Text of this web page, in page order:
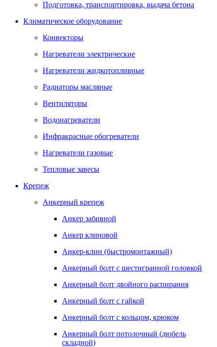
Подготовка, транспортировка, выдача бетона
Климатическое оборудование
Конвекторы
Нагреватели электрические
Нагреватели жидкотопливные
Радиаторы масляные
Вентиляторы
Водонагреватели
Инфракрасные обогреватели
Нагреватели газовые
Тепловые завесы
Крепеж
Анкерный крепеж
Анкер забивной
Анкер клиновой
Анкер-клин (быстромонтажный)
Анкерный болт с шестигранной головкой
Анкерный болт двойного распирания
Анкерный болт с гайкой
Анкерный болт с кольцом, крюком
Анкерный болт потолочный (дюбель
складной)